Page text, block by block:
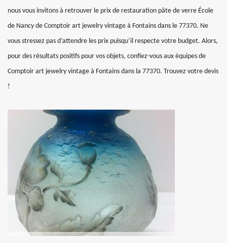
nous vous invitons à retrouver le prix de restauration pâte de verre École
de Nancy de Comptoir art jewelry vintage à Fontains dans le 77370. Ne
vous stressez pas d’attendre les prix puisqu’il respecte votre budget. Alors,
pour des résultats positifs pour vos objets, confiez-vous aux équipes de
Comptoir art jewelry vintage à Fontains dans la 77370. Trouvez votre devis
!